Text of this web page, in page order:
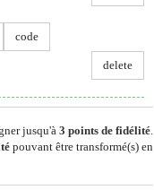
code
delete
jusqu'à 3 points de fidélité.
pouvant être transformé(s) en